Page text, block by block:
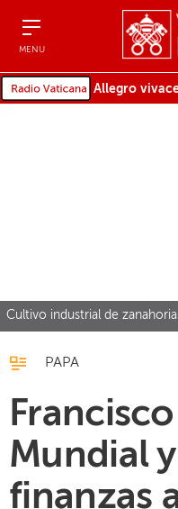
MENU
Allegro
Cultivo industrial de
PAPA
Mundial
finanzas